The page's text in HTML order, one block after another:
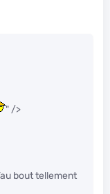
" />
bout tellement